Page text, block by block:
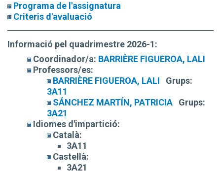
Programa de l'assignatura
Criteris d'avaluació
Informació pel quadrimestre 2026-1:
Coordinador/a: BARRIÈRE FIGUEROA, LALI
Professors/es:
BARRIÈRE FIGUEROA, LALI
Grups:
3A11
SÁNCHEZ MARTÍN, PATRICIA
Grups:
3A21
Idiomes d'impartició:
Català:
3A11
Castellà:
3A21